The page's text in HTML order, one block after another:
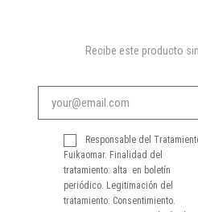
Recibe este producto
Responsable del
Fuikaomar. Finalidad del
tratamiento: alta en boletín
periódico. Legitimación del
tratamiento: Consentimiento.